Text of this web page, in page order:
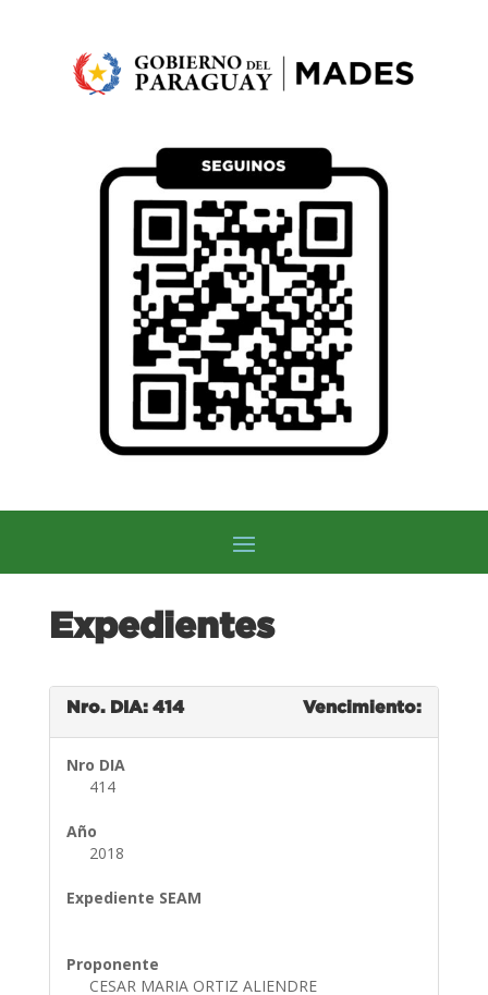
Expedientes
Nro. DIA: 414 Vencimiento:
Nro DIA
414
Año
2018
Expediente SEAM
Proponente
CESAR MARIA ORTIZ ALIENDRE